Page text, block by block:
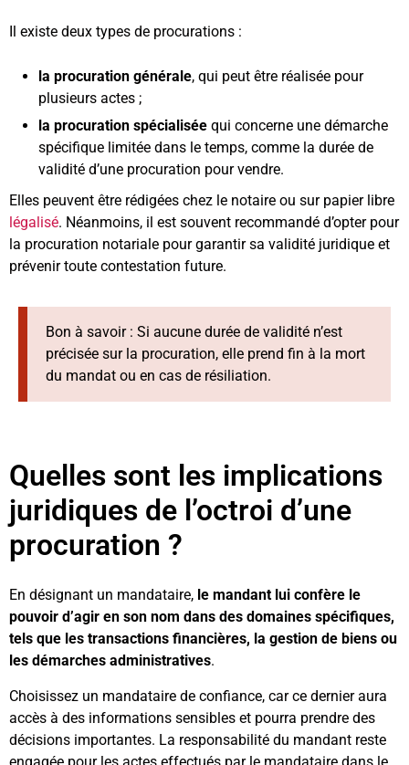
Il existe deux types de procurations :
la procuration générale, qui peut être réalisée pour
plusieurs actes ;
la procuration spécialisée qui concerne une démarche
spécifique limitée dans le temps, comme la durée de
validité d’une procuration pour vendre.
Elles peuvent être rédigées chez le notaire ou sur papier libre
légalisé. Néanmoins, il est souvent recommandé d’opter pour
la procuration notariale pour garantir sa validité juridique et
prévenir toute contestation future.
Bon à savoir : Si aucune durée de validité n’est
précisée sur la procuration, elle prend fin à la mort
du mandat ou en cas de résiliation.
Quelles sont les implications
juridiques de l’octroi d’une
procuration ?
En désignant un mandataire, le mandant lui confère le
pouvoir d’agir en son nom dans des domaines spécifiques,
tels que les transactions financières, la gestion de biens ou
les démarches administratives.
Choisissez un mandataire de confiance, car ce dernier aura
accès à des informations sensibles et pourra prendre des
décisions importantes. La responsabilité du mandant reste